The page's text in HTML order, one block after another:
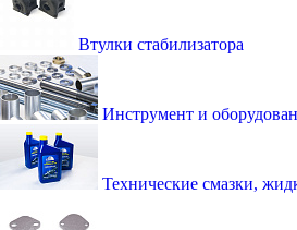
Втулки стабилизатора
Инструмент и
Технические смазки,